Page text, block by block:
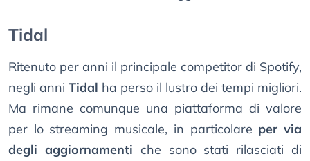
Tidal
Ritenuto per anni il principale competitor di Spotify,
negli anni Tidal ha perso il lustro dei tempi migliori.
Ma rimane comunque una piattaforma di valore
per lo streaming musicale, in particolare per via
degli aggiornamenti che sono stati rilasciati di